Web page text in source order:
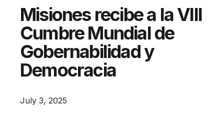
Campañas
Arbolado
Residuos
Proyectos
Edificios Municipales Energéticamente
Misiones recibe a la VIII
Cumbre Mundial de
Gobernabilidad y
Democracia
July 3, 2025